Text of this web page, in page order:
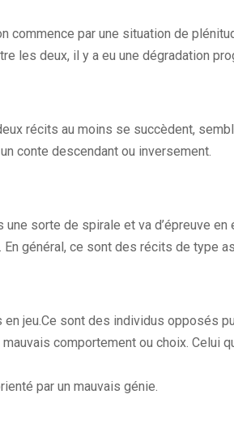
commence par une situation de
les deux, il y a eu une dégradation
récits au moins se succèdent,
conte descendant ou inversement.
sorte de spirale et va d’épreuve en
En général, ce sont des récits de type
jeu.Ce sont des individus opposés
comportement ou choix. Celui
par un mauvais génie.